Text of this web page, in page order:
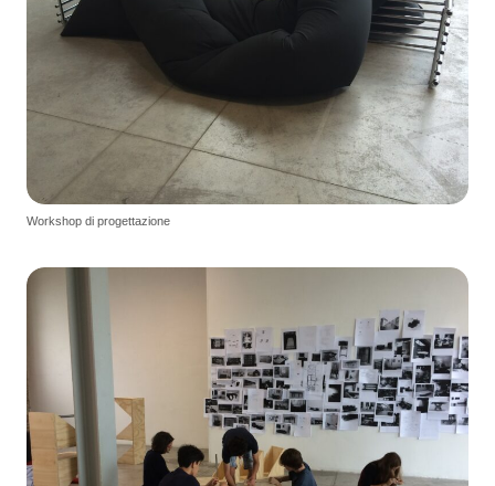
Workshop di progettazione